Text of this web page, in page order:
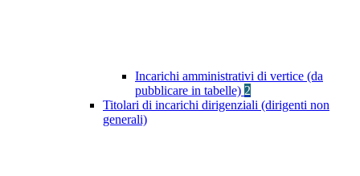
Incarichi amministrativi di vertice (da
pubblicare in tabelle) 2
Titolari di incarichi dirigenziali (dirigenti non
generali)